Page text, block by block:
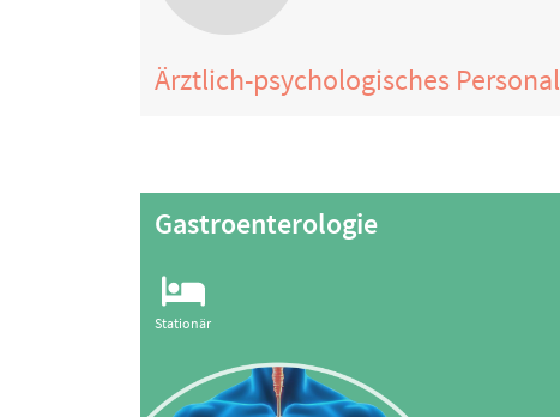
Ärztlich-psychologisches Personal
Gastroenterologie
Stationär